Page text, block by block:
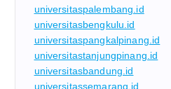
universitaspalembang.id
universitasbengkulu.id
universitaspangkalpinang.id
universitastanjungpinang.id
universitasbandung.id
universitassemarang.id